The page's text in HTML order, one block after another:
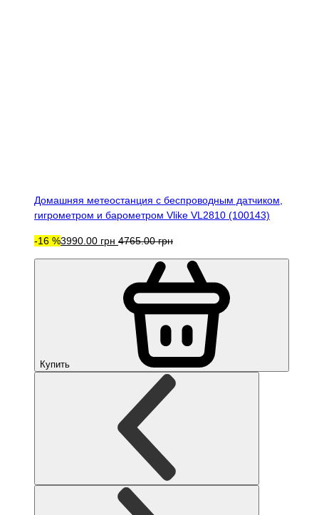
Домашняя метеостанция с беспроводным датчиком,
гигрометром и барометром Vlike VL2810 (100143)
-16 %3990.00 грн 4765.00 грн
Купить